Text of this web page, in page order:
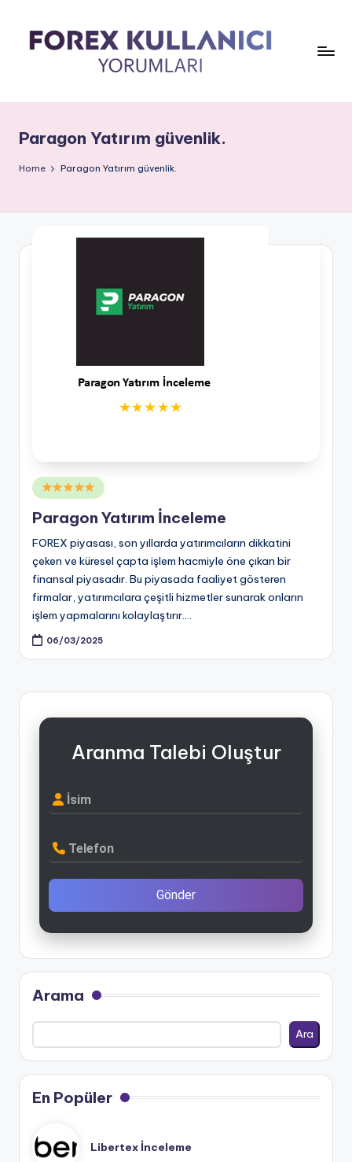
Paragon Yatırım güvenlik.
Home Paragon Yatırım güvenlik.
Posted
in
Paragon Yatırım İnceleme
FOREX piyasası, son yıllarda yatırımcıların dikkatini
çeken ve küresel çapta işlem hacmiyle öne çıkan bir
finansal piyasadır. Bu piyasada faaliyet gösteren
firmalar, yatırımcılara çeşitli hizmetler sunarak onların
işlem yapmalarını kolaylaştırır.…
06/03/2025
Aranma Talebi Oluştur
İsim
Telefon
Gönder
Arama
Ara
En Popüler
Libertex İnceleme